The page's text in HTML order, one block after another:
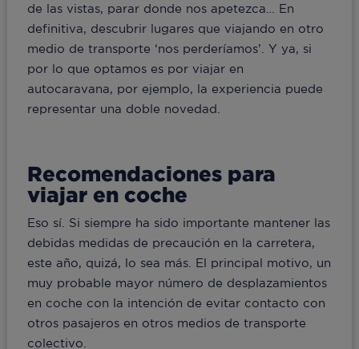
de las vistas, parar donde nos apetezca… En
definitiva, descubrir lugares que viajando en otro
medio de transporte ‘nos perderíamos’. Y ya, si
por lo que optamos es por viajar en
autocaravana, por ejemplo, la experiencia puede
representar una doble novedad.
Recomendaciones para
viajar en coche
Eso sí. Si siempre ha sido importante mantener las
debidas medidas de precaución en la carretera,
este año, quizá, lo sea más. El principal motivo, un
muy probable mayor número de desplazamientos
en coche con la intención de evitar contacto con
otros pasajeros en otros medios de transporte
colectivo.